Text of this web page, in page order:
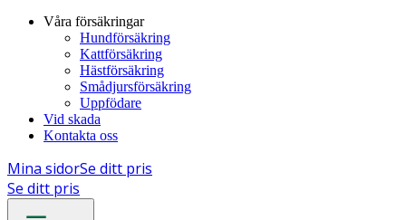
Våra försäkringar
Hundförsäkring
Kattförsäkring
Hästförsäkring
Smådjursförsäkring
Uppfödare
Vid skada
Kontakta oss
Mina sidorSe ditt pris
Se ditt pris